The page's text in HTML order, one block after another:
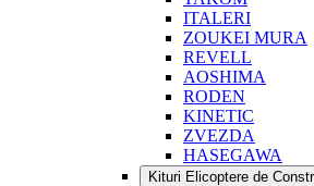
ITALERI
ZOUKEI MURA
REVELL
AOSHIMA
RODEN
KINETIC
ZVEZDA
HASEGAWA
Kituri Elicoptere de